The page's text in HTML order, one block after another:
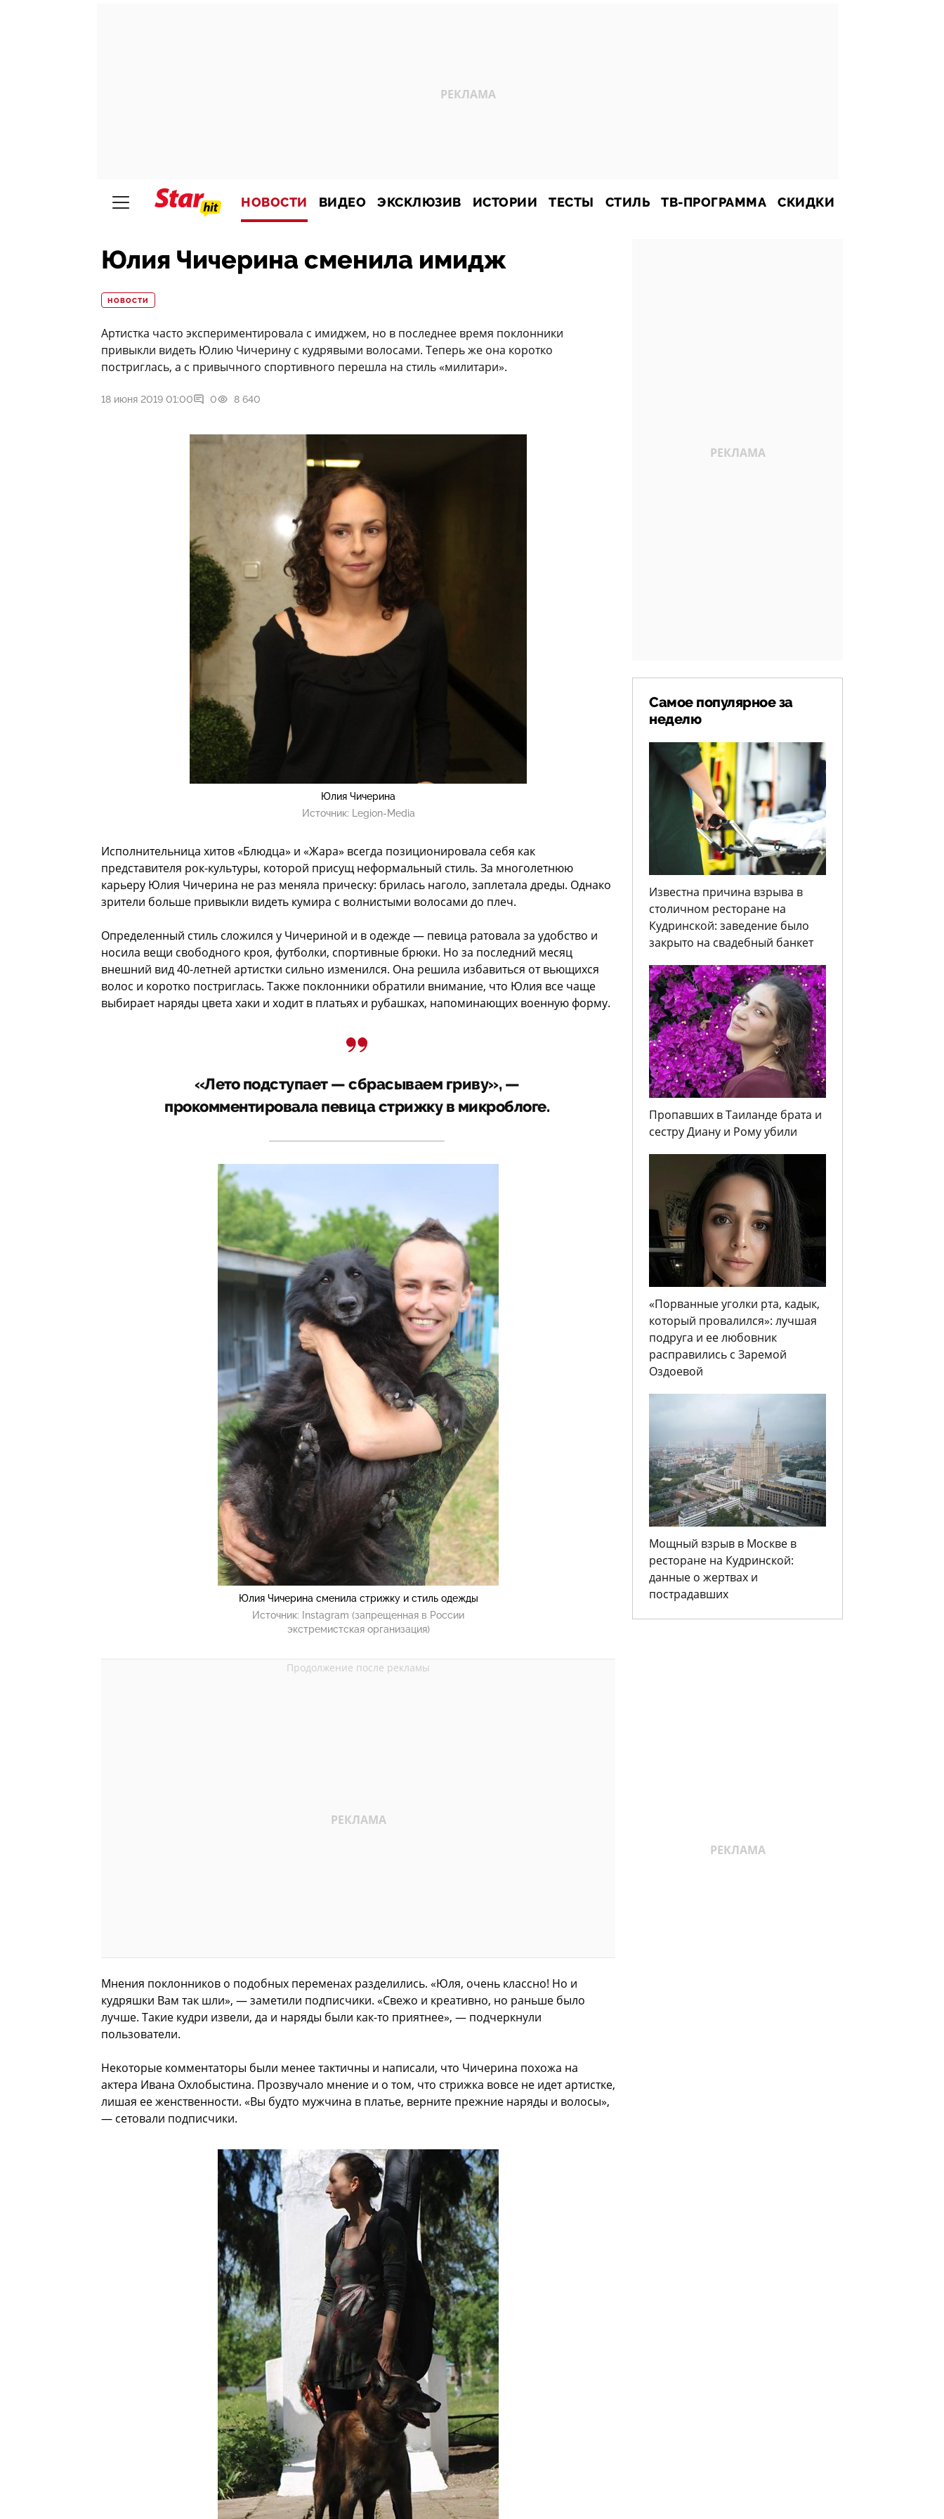
НОВОСТИ ВИДЕО ЭКСКЛЮЗИВ ИСТОРИИ ТЕСТЫ СТИЛЬ ТВ-ПРОГРАММА СКИДКИ
Юлия Чичерина сменила имидж
НОВОСТИ
Артистка часто экспериментировала с имиджем, но в последнее время поклонники
привыкли видеть Юлию Чичерину с кудрявыми волосами. Теперь же она коротко
постриглась, а с привычного спортивного перешла на стиль «милитари».
18 июня 2019 01:00 0 8 640
Юлия Чичерина
Источник:
Legion-Media
Исполнительница хитов «Блюдца» и «Жара» всегда позиционировала себя как
представителя рок-культуры, которой присущ неформальный стиль. За многолетнюю
карьеру Юлия Чичерина не раз меняла прическу: брилась наголо, заплетала дреды. Однако
зрители больше привыкли видеть кумира с волнистыми волосами до плеч.
Определенный стиль сложился у Чичериной и в одежде — певица ратовала за удобство и
носила вещи свободного кроя, футболки, спортивные брюки. Но за последний месяц
внешний вид 40-летней артистки сильно изменился. Она решила избавиться от вьющихся
волос и коротко постриглась. Также поклонники обратили внимание, что Юлия все чаще
выбирает наряды цвета хаки и ходит в платьях и рубашках, напоминающих военную форму.
«Лето подступает — сбрасываем гриву», —
прокомментировала певица стрижку в микроблоге.
Юлия Чичерина сменила стрижку и стиль одежды
Источник:
Instagram (запрещенная в России
экстремистская организация)
Мнения поклонников о подобных переменах разделились. «Юля, очень классно! Но и
кудряшки Вам так шли», — заметили подписчики. «Свежо и креативно, но раньше было
лучше. Такие кудри извели, да и наряды были как-то приятнее», — подчеркнули
пользователи.
Некоторые комментаторы были менее тактичны и написали, что Чичерина похожа на
актера Ивана Охлобыстина. Прозвучало мнение и о том, что стрижка вовсе не идет артистке,
лишая ее женственности. «Вы будто мужчина в платье, верните прежние наряды и волосы»,
— сетовали подписчики.
Самое популярное за
неделю
Известна причина взрыва в
столичном ресторане на
Кудринской: заведение было
закрыто на свадебный банкет
Пропавших в Таиланде брата и
сестру Диану и Рому убили
«Порванные уголки рта, кадык,
который провалился»: лучшая
подруга и ее любовник
расправились с Заремой
Оздоевой
Мощный взрыв в Москве в
ресторане на Кудринской:
данные о жертвах и
пострадавших